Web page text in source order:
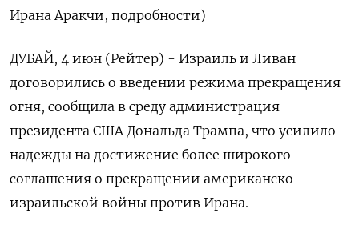
Ирана Аракчи, подробности)
ДУБАЙ, 4 июн (Рейтер) - Израиль и Ливан
договорились о введении режима прекращения
огня, сообщила в среду администрация
президента США Дональда Трампа, что усилило
‌надежды на достижение более широкого
соглашения о прекращении американско-
израильской войны против Ирана.